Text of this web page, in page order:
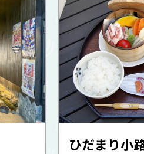
ひだまり小